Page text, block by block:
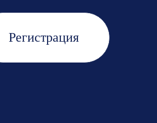
Регистрация